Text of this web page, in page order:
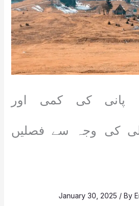
پانی کی کمی اور
کی وجہ سے فصلیں
January 30, 2025 / By